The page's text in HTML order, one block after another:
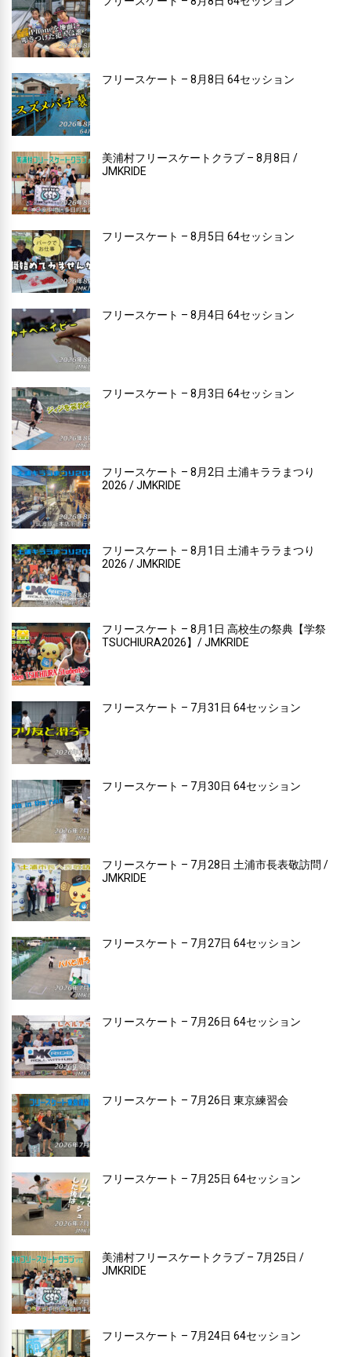
フリースケート – 8月8日 64セッション
美浦村フリースケートクラブ – 8月8日 /
JMKRIDE
フリースケート – 8月5日 64セッション
フリースケート – 8月4日 64セッション
フリースケート – 8月3日 64セッション
フリースケート – 8月2日 土浦キララまつり
2026 / JMKRIDE
フリースケート – 8月1日 土浦キララまつり
2026 / JMKRIDE
フリースケート – 8月1日 高校生の祭典【学祭
TSUCHIURA2026】/ JMKRIDE
フリースケート – 7月31日 64セッション
フリースケート – 7月30日 64セッション
フリースケート – 7月28日 土浦市長表敬訪問 /
JMKRIDE
フリースケート – 7月27日 64セッション
フリースケート – 7月26日 64セッション
フリースケート – 7月26日 東京練習会
フリースケート – 7月25日 64セッション
美浦村フリースケートクラブ – 7月25日 /
JMKRIDE
フリースケート – 7月24日 64セッション